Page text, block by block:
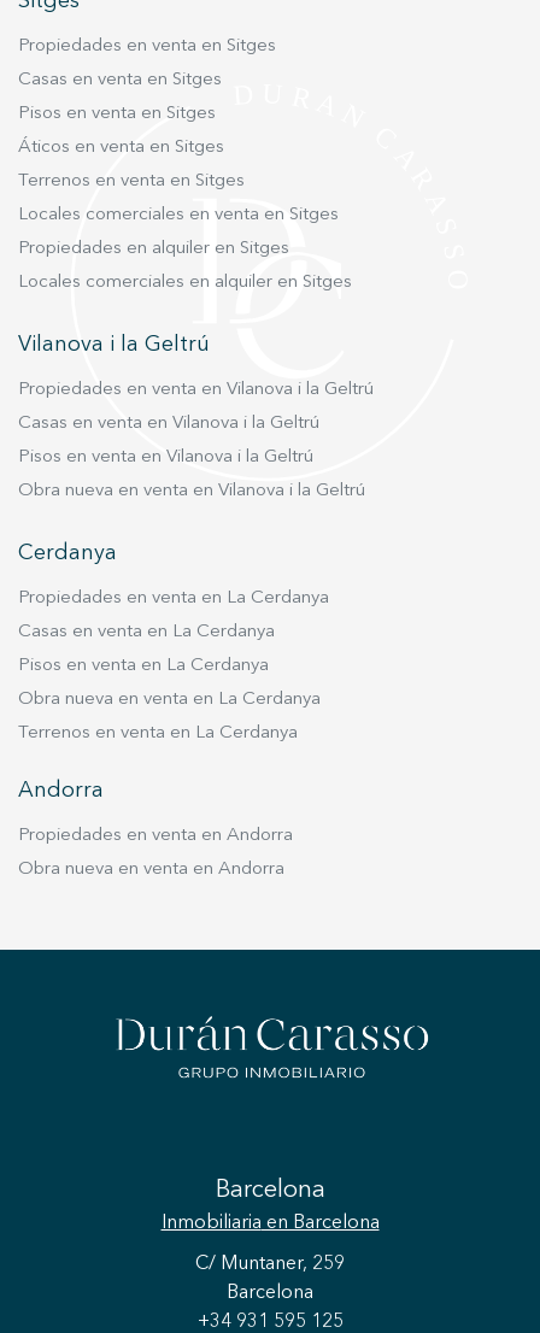
Propiedades en venta en Sitges
Casas en venta en Sitges
Pisos en venta en Sitges
Áticos en venta en Sitges
Terrenos en venta en Sitges
Locales comerciales en venta en Sitges
Propiedades en alquiler en Sitges
Locales comerciales en alquiler en Sitges
Vilanova i la Geltrú
Propiedades en venta en Vilanova i la Geltrú
Casas en venta en Vilanova i la Geltrú
Pisos en venta en Vilanova i la Geltrú
Obra nueva en venta en Vilanova i la Geltrú
Cerdanya
Propiedades en venta en La Cerdanya
Casas en venta en La Cerdanya
Pisos en venta en La Cerdanya
Obra nueva en venta en La Cerdanya
Terrenos en venta en La Cerdanya
Andorra
Propiedades en venta en Andorra
Obra nueva en venta en Andorra
Barcelona
Inmobiliaria en Barcelona
C/ Muntaner, 259
Barcelona
+34 931 595 125
mejor experiencia a través de productos recomendados.
Marketing y publicidad
Estas cookies son utilizadas para almacenar información
a través de la observación continuada de sus hábitos de
navegación. Gracias a ellas, podemos conocer los hábitos
de navegación en el sitio web y mostrar publicidad
relacionada con el perfil de navegación del usuario.